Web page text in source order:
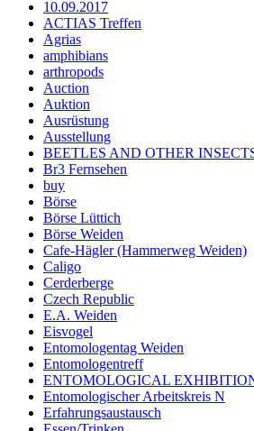
10.09.2017
ACTIAS Treffen
Agrias
amphibians
arthropods
Auction
Auktion
Ausrüstung
Ausstellung
BEETLES AND OTHER
Br3 Fernsehen
buy
Börse
Börse Lüttich
Börse Weiden
Cafe-Hägler (Hammerweg Weiden)
Caligo
Cerderberge
Czech Republic
E.A. Weiden
Eisvogel
Entomologentag Weiden
Entomologentreff
ENTOMOLOGICAL
Entomologischer Arbeitskreis N
Erfahrungsaustausch